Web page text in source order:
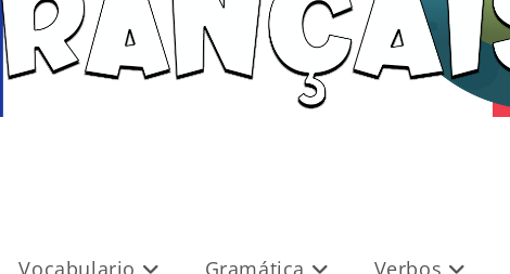
Vocabulario Gramática Verbos